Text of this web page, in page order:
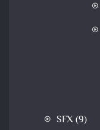
SFX(9)